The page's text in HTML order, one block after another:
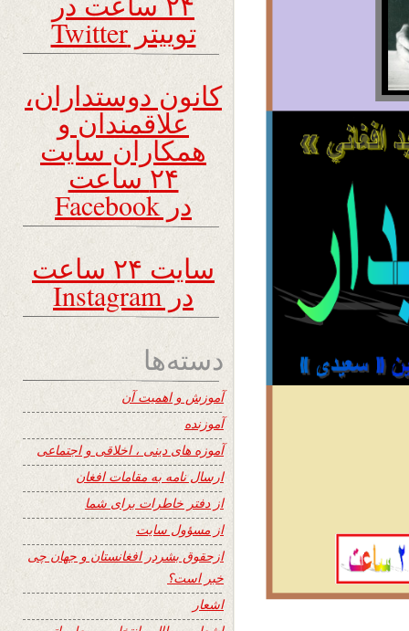
توییتر Twitter
کانون دوستداران،
علاقمندان و
همکاران سایت
۲۴ ساعت
در Facebook
سایت ۲۴ ساعت
در Instagram
دسته‌ها
آموزش و اهمیت آن
آموزنده
آموزه های دینی ، اخلاقی و اجتماعی
ارسال نامه به مقامات افغان
از دفتر خاطرات برای شما
از مسؤول سایت
ازحقوق بشردر افغانستان و جهان چی
خبر است؟
اشعار